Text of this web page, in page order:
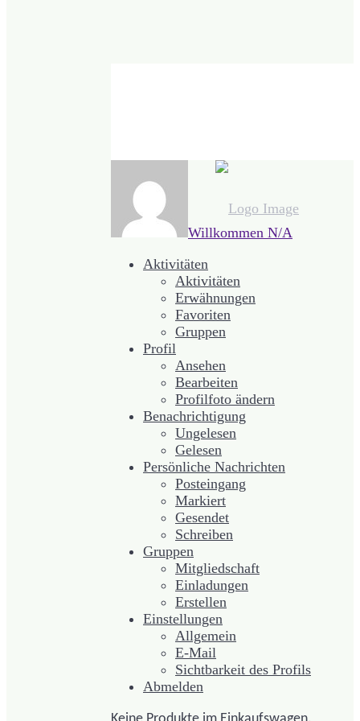
Willkommen N/A
Aktivitäten
Aktivitäten
Erwähnungen
Favoriten
Gruppen
Profil
Ansehen
Bearbeiten
Profilfoto ändern
Benachrichtigung
Ungelesen
Gelesen
Persönliche Nachrichten
Posteingang
Markiert
Gesendet
Schreiben
Gruppen
Mitgliedschaft
Einladungen
Erstellen
Einstellungen
Allgemein
E-Mail
Sichtbarkeit des Profils
Abmelden